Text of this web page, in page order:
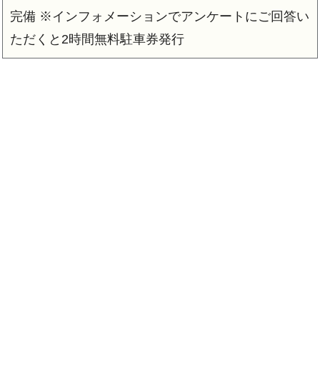
完備 ※インフォメーションでアンケートにご回答い
ただくと2時間無料駐車券発行